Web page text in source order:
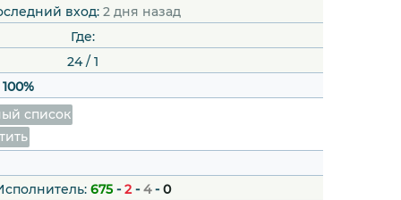
вход: 2 дня назад
Где:
24/ 1
100%
список
675-2-4-0